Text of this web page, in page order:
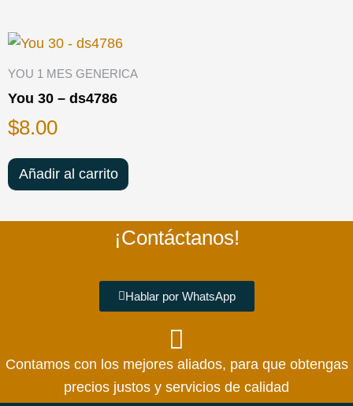
YOU 1 MES GENERICA
You 30 – ds4786
$8.00
Añadir al carrito
¡Contáctanos!
Hablar por WhatsApp
Contamos con los mejores aliados, para que obtengas
precios justos y servicios de calidad